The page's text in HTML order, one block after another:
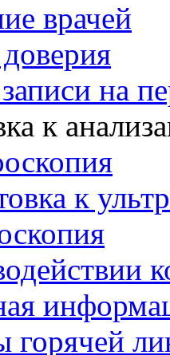
врачей
на
к
к
горячей